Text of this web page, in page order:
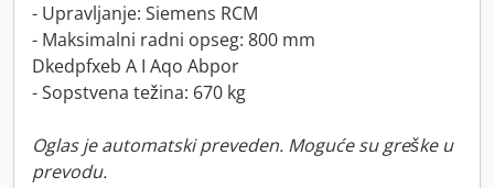
- Upravljanje: Siemens RCM
- Maksimalni radni opseg: 800 mm
Dkedpfxeb A I Aqo Abpor
- Sopstvena težina: 670 kg
Oglas je automatski preveden. Moguće su greške u
prevodu.